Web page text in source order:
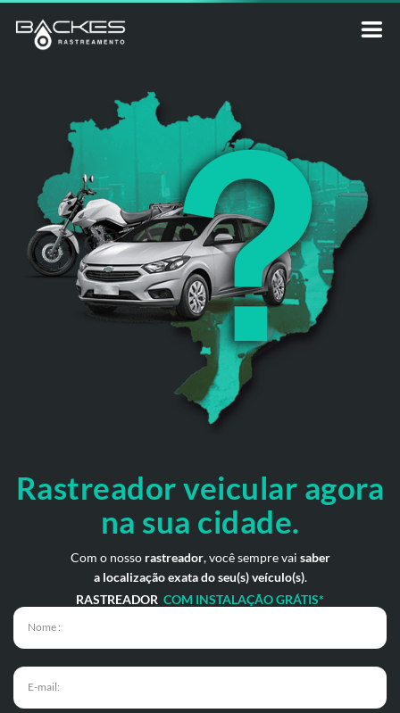
Rastreador veicular agora
na sua cidade.
Com o nosso rastreador, você sempre vai saber
a localização exata do seu(s) veículo(s).
RASTREADOR COM INSTALAÇÃO GRÁTIS*